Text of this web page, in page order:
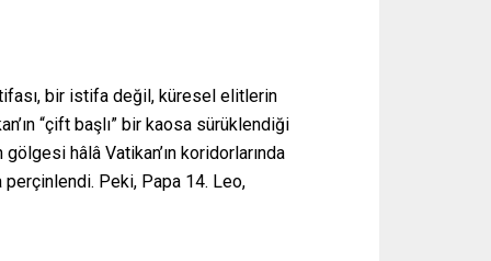
bir istifa değil, küresel elitlerin
“çift başlı” bir kaosa sürüklendiği
hâlâ Vatikan’ın koridorlarında
perçinlendi. Peki, Papa 14. Leo,